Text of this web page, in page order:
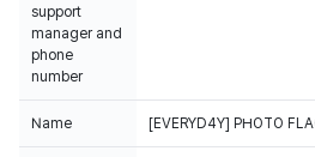
support
manager and
phone
number
Name [EVERYD4Y] PHOTO